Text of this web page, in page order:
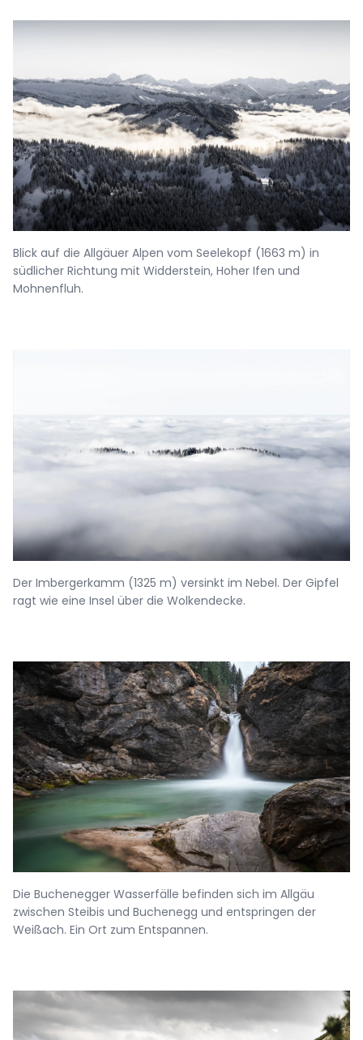
Blick auf die Allgäuer Alpen vom Seelekopf (1663 m) in
südlicher Richtung mit Widderstein, Hoher Ifen und
Mohnenfluh.
Der Imbergerkamm (1325 m) versinkt im Nebel. Der Gipfel
ragt wie eine Insel über die Wolkendecke.
Die Buchenegger Wasserfälle befinden sich im Allgäu
zwischen Steibis und Buchenegg und entspringen der
Weißach. Ein Ort zum Entspannen.